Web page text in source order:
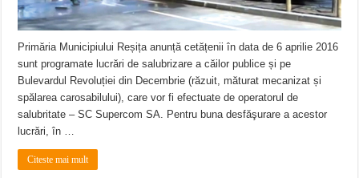
Primăria Municipiului Reșița anunță cetățenii în data de 6 aprilie 2016
sunt programate lucrări de salubrizare a căilor publice și pe
Bulevardul Revoluției din Decembrie (răzuit, măturat mecanizat și
spălarea carosabilului), care vor fi efectuate de operatorul de
salubritate – SC Supercom SA. Pentru buna desfăşurare a acestor
lucrări, în …
Citeste mai mult